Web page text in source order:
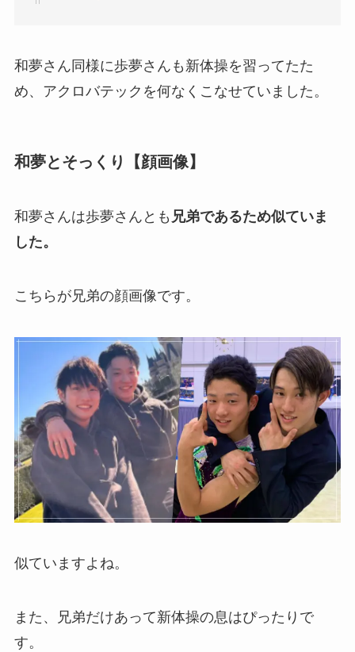
和夢さん同様に歩夢さんも新体操を習ってたた
め、アクロバテックを何なくこなせていました。
和夢とそっくり【顔画像】
和夢さんは歩夢さんとも 兄弟であるため似ていま
した。
こちらが兄弟の顔画像です。
似ていますよね。
また、兄弟だけあって新体操の息はぴったりで
す。